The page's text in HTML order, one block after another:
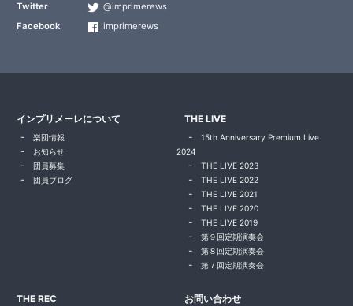
Twitter
@imprimerews
Facebook
imprimerews
インプリメーレについて
楽団情報
お知らせ
団員募集
団員ブログ
THE LIVE
15th Anniversary Premium Live
2024
THE LIVE 2023
THE LIVE 2022
THE LIVE 2021
THE LIVE 2020
THE LIVE 2019
第９回定期演奏会
第８回定期演奏会
第７回定期演奏会
THE REC お問い合わせ